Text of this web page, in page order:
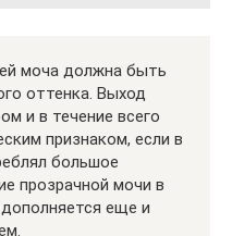
моча должна быть
оттенка. Выход
и в течение всего
признаком, если в
большое
прозрачной мочи в
еще и